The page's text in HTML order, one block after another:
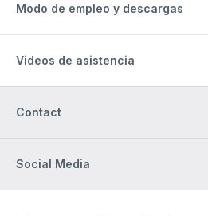
Modo de empleo y descargas
Videos de asistencia
Contact
Social Media